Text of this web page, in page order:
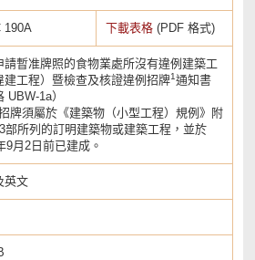
190A 下載表格 (PDF 格式)
請暫准牌照的食物業處所沒有違例建築工
建工程）暨檢查及核證違例招牌1通知書
UBW-1a）
牌須屬於《建築物（小型工程）規例》附
部所列的訂明建築物或建築工程，並於
9月2日前已建成。
英文